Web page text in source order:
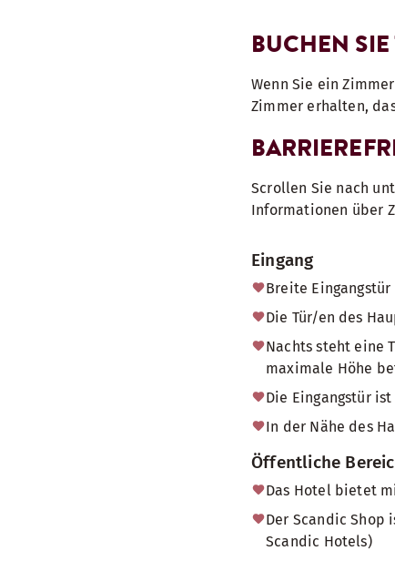
BUCHEN
Wenn Sie ein
Zimmer erhalten,
Scrollen Sie nach
Informationen über
Eingang
Breite
Die Tür/en des
Nachts steht eine
maximale Höhe
Die Eingangstür
In der Nähe des
Öffentliche
Das Hotel bietet
Der Scandic
Scandic Hotels)